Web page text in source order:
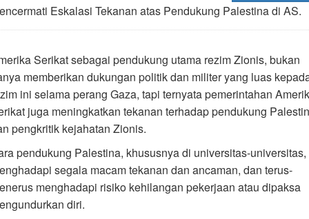
Eskalasi Tekanan atas Pendukung Palestina di AS.
Serikat sebagai pendukung utama rezim Zionis, bukan
memberikan dukungan politik dan militer yang luas
ini selama perang Gaza, tapi ternyata pemerintahan
juga meningkatkan tekanan terhadap pendukung
pengkritik kejahatan Zionis.
pendukung Palestina, khususnya di universitas-universitas,
segala macam tekanan dan ancaman, dan terus-
menghadapi risiko kehilangan pekerjaan atau dipaksa
diri.